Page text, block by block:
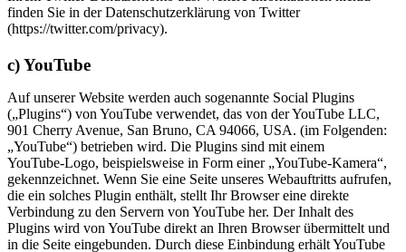
finden Sie in der Datenschutzerklärung von Twitter
(https://twitter.com/privacy).
c) YouTube
Auf unserer Website werden auch sogenannte Social Plugins
(„Plugins“) von YouTube verwendet, das von der YouTube LLC,
901 Cherry Avenue, San Bruno, CA 94066, USA. (im Folgenden:
„YouTube“) betrieben wird. Die Plugins sind mit einem
YouTube‑Logo, beispielsweise in Form einer „YouTube‑Kamera“,
gekennzeichnet. Wenn Sie eine Seite unseres Webauftritts aufrufen,
die ein solches Plugin enthält, stellt Ihr Browser eine direkte
Verbindung zu den Servern von YouTube her. Der Inhalt des
Plugins wird von YouTube direkt an Ihren Browser übermittelt und
in die Seite eingebunden. Durch diese Einbindung erhält YouTube